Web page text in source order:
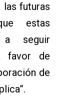
las futuras
estas
a seguir
favor de
de